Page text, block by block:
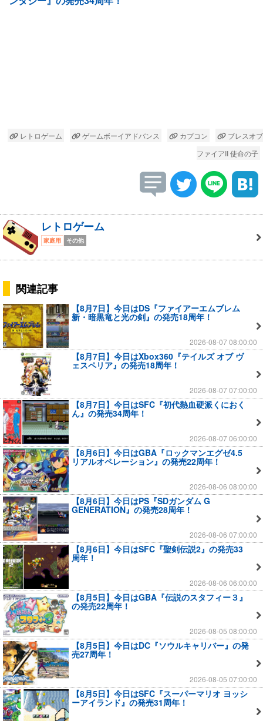
レトロゲーム ゲームボーイアドバンス カプコン
ブレスオブ
ファイアII 使命の子
レトロゲーム
家庭用 その他
関連記事
【8月7日】今日はDS『ファイアーエムブレム
新・暗黒竜と光の剣』の発売18周年！
2026-08-07 08:00:00
【8月7日】今日はXbox360『テイルズ オブ ヴ
ェスペリア』の発売18周年！
2026-08-07 07:00:00
【8月7日】今日はSFC『初代熱血硬派くにおく
ん』の発売34周年！
2026-08-07 06:00:00
【8月6日】今日はGBA『ロックマンエグゼ4.5
リアルオペレーション』の発売22周年！
2026-08-06 08:00:00
【8月6日】今日はPS『SDガンダム G
GENERATION』の発売28周年！
2026-08-06 07:00:00
【8月6日】今日はSFC『聖剣伝説2』の発売33
周年！
2026-08-06 06:00:00
【8月5日】今日はGBA『伝説のスタフィー３』
の発売22周年！
2026-08-05 08:00:00
【8月5日】今日はDC『ソウルキャリバー』の発
売27周年！
2026-08-05 07:00:00
【8月5日】今日はSFC『スーパーマリオ ヨッシ
ーアイランド』の発売31周年！